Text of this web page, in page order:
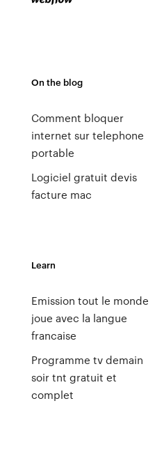
On the blog
Comment bloquer
internet sur telephone
portable
Logiciel gratuit devis
facture mac
Learn
Emission tout le monde
joue avec la langue
francaise
Programme tv demain
soir tnt gratuit et
complet